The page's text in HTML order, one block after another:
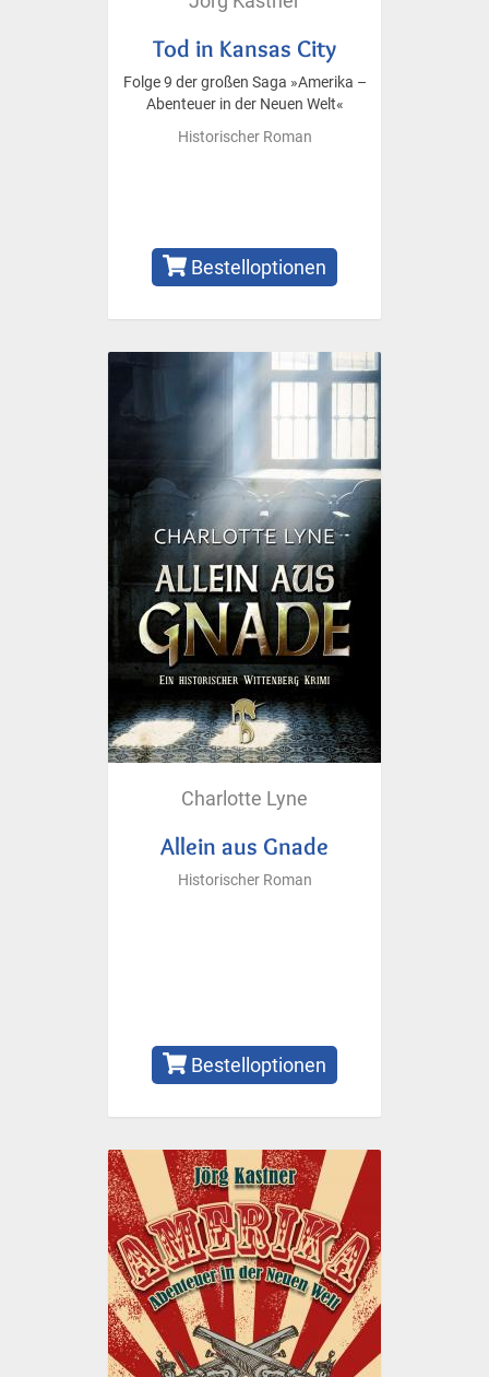
Tod in Kansas City
Folge 9 der großen Saga »Amerika –
Abenteuer in der Neuen Welt«
Historischer Roman
Bestelloptionen
Charlotte Lyne
Allein aus Gnade
Historischer Roman
Bestelloptionen